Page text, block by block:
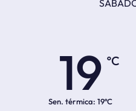
19
ºC
Sen. térmica: 19ºC